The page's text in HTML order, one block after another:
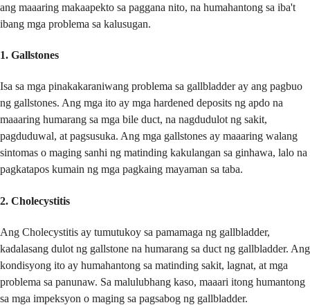
ang maaaring makaapekto sa paggana nito, na humahantong sa iba't
ibang mga problema sa kalusugan.
1. Gallstones
Isa sa mga pinakakaraniwang problema sa gallbladder ay ang pagbuo
ng gallstones. Ang mga ito ay mga hardened deposits ng apdo na
maaaring humarang sa mga bile duct, na nagdudulot ng sakit,
pagduduwal, at pagsusuka. Ang mga gallstones ay maaaring walang
sintomas o maging sanhi ng matinding kakulangan sa ginhawa, lalo na
pagkatapos kumain ng mga pagkaing mayaman sa taba.
2. Cholecystitis
Ang Cholecystitis ay tumutukoy sa pamamaga ng gallbladder,
kadalasang dulot ng gallstone na humarang sa duct ng gallbladder. Ang
kondisyong ito ay humahantong sa matinding sakit, lagnat, at mga
problema sa panunaw. Sa malulubhang kaso, maaari itong humantong
sa mga impeksyon o maging sa pagsabog ng gallbladder.